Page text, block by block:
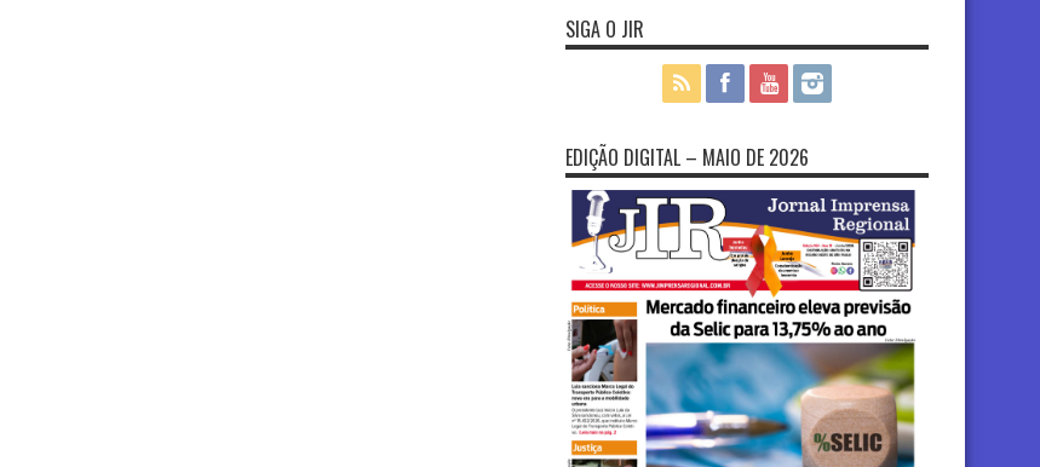
SIGA O JIR
EDIÇÃO DIGITAL – MAIO DE 2026